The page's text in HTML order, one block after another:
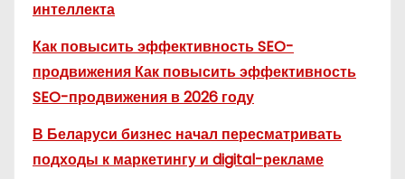
интеллекта
Как повысить эффективность SEO-
продвижения Как повысить эффективность
SEO-продвижения в 2026 году
В Беларуси бизнес начал пересматривать
подходы к маркетингу и digital-рекламе